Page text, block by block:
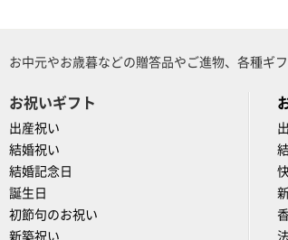
お中元やお歳暮などの贈答品やご進物、各種ギ
お祝いギフト
出産祝い
結婚祝い
結婚記念日
誕生日
初節句のお祝い
新築祝い